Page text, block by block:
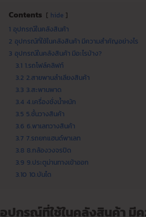
Contents hide
1 อุปกรณ์ในคลังสินค้า
2 อุปกรณ์ที่ใช้ในคลังสินค้า มีความสำคัญอย่างไร
3 อุปกรณ์ในคลังสินค้า มีอะไรบ้าง?
3.1 1.รถโฟล์คลิฟท์
3.2 2.สายพานลำเลียงสินค้า
3.3 3.สะพานพาด
3.4 4.เครื่องชั่งน้ำหนัก
3.5 5.ชั้นวางสินค้า
3.6 6.พาเลทวางสินค้า
3.7 7.รถยกแฮนด์พาเลท
3.8 8.กล้องวงจรปิด
3.9 9.ประตูม่านทางเข้าออก
3.10 10.บันได
อุปกรณ์ที่ใช้ในคลังสินค้า มี